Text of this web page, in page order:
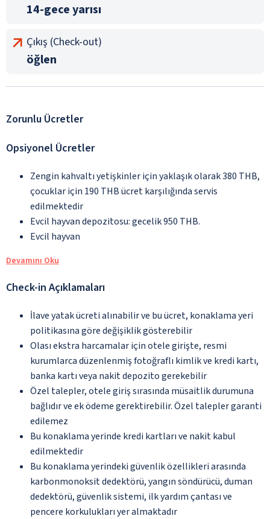
14-gece yarısı
Çıkış (Check-out)
öğlen
Zorunlu Ücretler
Opsiyonel Ücretler
Zengin kahvaltı yetişkinler için yaklaşık olarak 380 THB,
çocuklar için 190 THB ücret karşılığında servis
edilmektedir
Evcil hayvan depozitosu: gecelik 950 THB.
Evcil hayvan
Devamını Oku
Check-in Açıklamaları
İlave yatak ücreti alınabilir ve bu ücret, konaklama yeri
politikasına göre değişiklik gösterebilir
Olası ekstra harcamalar için otele girişte, resmi
kurumlarca düzenlenmiş fotoğraflı kimlik ve kredi kartı,
banka kartı veya nakit depozito gerekebilir
Özel talepler, otele giriş sırasında müsaitlik durumuna
bağlıdır ve ek ödeme gerektirebilir. Özel talepler garanti
edilemez
Bu konaklama yerinde kredi kartları ve nakit kabul
edilmektedir
Bu konaklama yerindeki güvenlik özellikleri arasında
karbonmonoksit dedektörü, yangın söndürücü, duman
dedektörü, güvenlik sistemi, ilk yardım çantası ve
pencere korkulukları yer almaktadır